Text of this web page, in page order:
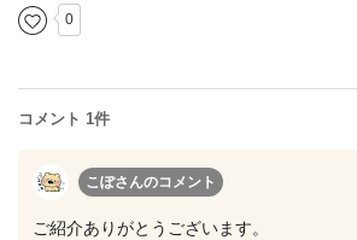
0
コメント 1件
こぽさんのコメント
ご紹介ありがとうございます。